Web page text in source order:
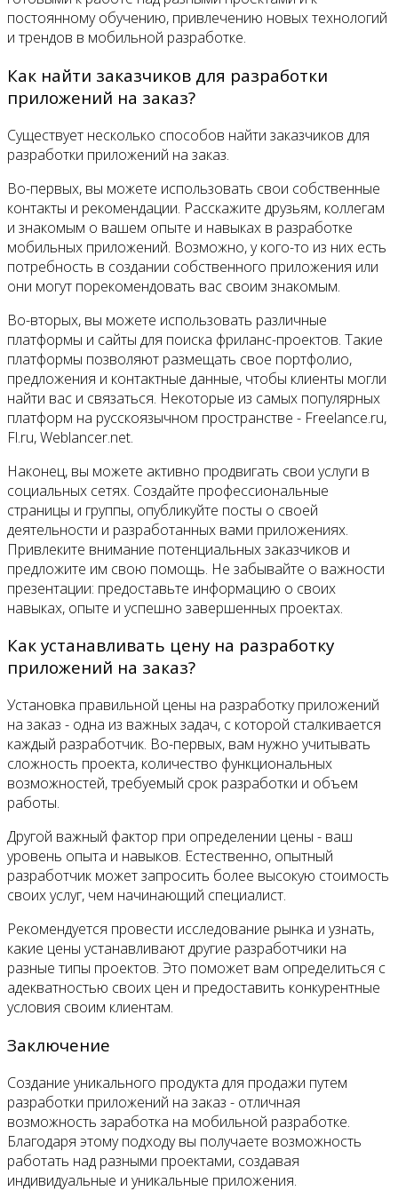
постоянному обучению, привлечению новых технологий
и трендов в мобильной разработке.
Как найти заказчиков для разработки
приложений на заказ?
Существует несколько способов найти заказчиков для
разработки приложений на заказ.
Во-первых, вы можете использовать свои собственные
контакты и рекомендации. Расскажите друзьям, коллегам
и знакомым о вашем опыте и навыках в разработке
мобильных приложений. Возможно, у кого-то из них есть
потребность в создании собственного приложения или
они могут порекомендовать вас своим знакомым.
Во-вторых, вы можете использовать различные
платформы и сайты для поиска фриланс-проектов. Такие
платформы позволяют размещать свое портфолио,
предложения и контактные данные, чтобы клиенты могли
найти вас и связаться. Некоторые из самых популярных
платформ на русскоязычном пространстве - Freelance.ru,
Fl.ru, Weblancer.net.
Наконец, вы можете активно продвигать свои услуги в
социальных сетях. Создайте профессиональные
страницы и группы, опубликуйте посты о своей
деятельности и разработанных вами приложениях.
Привлеките внимание потенциальных заказчиков и
предложите им свою помощь. Не забывайте о важности
презентации: предоставьте информацию о своих
навыках, опыте и успешно завершенных проектах.
Как устанавливать цену на разработку
приложений на заказ?
Установка правильной цены на разработку приложений
на заказ - одна из важных задач, с которой сталкивается
каждый разработчик. Во-первых, вам нужно учитывать
сложность проекта, количество функциональных
возможностей, требуемый срок разработки и объем
работы.
Другой важный фактор при определении цены - ваш
уровень опыта и навыков. Естественно, опытный
разработчик может запросить более высокую стоимость
своих услуг, чем начинающий специалист.
Рекомендуется провести исследование рынка и узнать,
какие цены устанавливают другие разработчики на
разные типы проектов. Это поможет вам определиться с
адекватностью своих цен и предоставить конкурентные
условия своим клиентам.
Заключение
Создание уникального продукта для продажи путем
разработки приложений на заказ - отличная
возможность заработка на мобильной разработке.
Благодаря этому подходу вы получаете возможность
работать над разными проектами, создавая
индивидуальные и уникальные приложения.